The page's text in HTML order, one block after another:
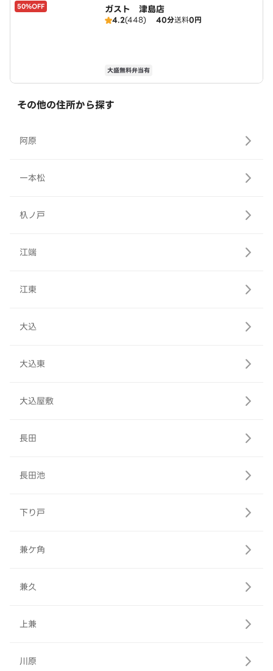
50%OFF ガスト 津島店
4.2(448) 40分送料0円
大盛無料弁当有
その他の住所から探す
阿原
一本松
杁ノ戸
江端
江東
大込
大込東
大込屋敷
長田
長田池
下り戸
兼ケ角
兼久
上兼
川原